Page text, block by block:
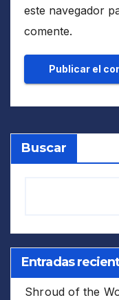
este navegador
comente.
Buscar
Entradas
Shroud of the